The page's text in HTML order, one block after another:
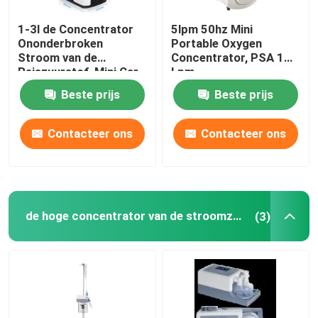
Draagbare Zuurstofregelgever
Lichte Opvouwbare Rolstoel
Anti Weerspiegelende Zonnebril
Rehabilitatieapparaten
Elektrisch Neusirrigatiesysteem
1-3l de Concentrator
Ononderbroken
Stroom van de
Reiszuurstof, Mini Car
Oxygen Concentrator
Beste prijs
Contacteer ons
5lpm 50hz Mini
Portable Oxygen
Concentrator, PSA 1
Lpm
Zuurstofconcentrator
Beste prijs
Contacteer ons
de hoge concentrator van de stroomzuurstof (3)